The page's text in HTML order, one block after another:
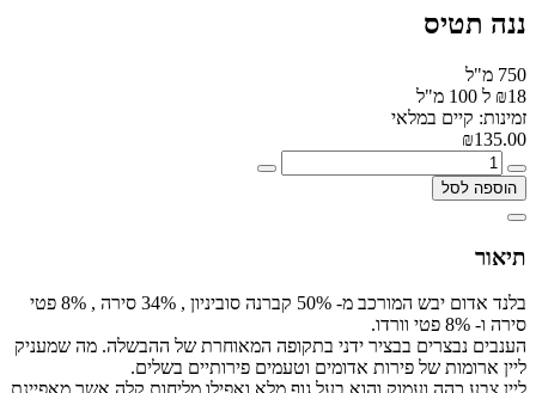
ננה תטיס
750 מ"ל
₪18 ל 100 מ"ל
זמינות: קיים במלאי
₪135.00
הוספה לסל
תיאור
בלנד אדום יבש המורכב מ- 50% קברנה סוביניון , 34% סירה , 8% פטי
סירה ו- 8% פטי וורדו.
הענבים נבצרים בבציר ידני בתקופה המאוחרת של ההבשלה. מה שמעניק
ליין ארומות של פירות אדומים וטעמים פירותיים בשלים.